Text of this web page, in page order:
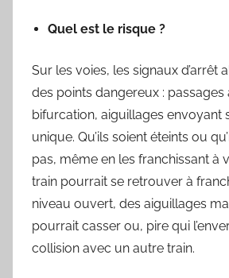
a
d
Quel est le risque ?
Sur les voies, les signaux d’arrêt
des points dangereux : passages
bifurcation, aiguillages envoyant
unique. Qu’ils soient éteints ou
pas, même en les franchissant à
train pourrait se retrouver à
niveau ouvert, des aiguillages
pourrait casser ou, pire qui
collision avec un autre train.